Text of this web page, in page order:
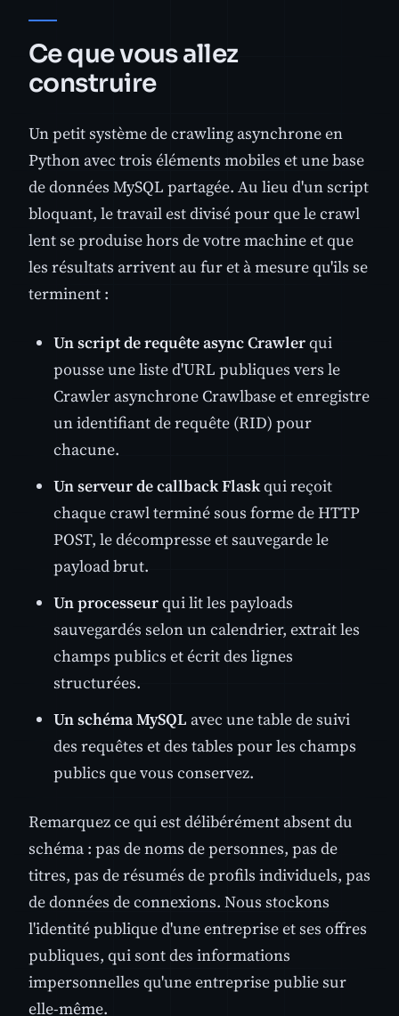
Ce que vous allez
construire
Un petit système de crawling asynchrone en
Python avec trois éléments mobiles et une base
de données MySQL partagée. Au lieu d'un script
bloquant, le travail est divisé pour que le crawl
lent se produise hors de votre machine et que
les résultats arrivent au fur et à mesure qu'ils se
terminent :
Un script de requête async Crawlerqui
pousse une liste d'URL publiques vers le
Crawler asynchrone Crawlbase et enregistre
un identifiant de requête (RID) pour
chacune.
Un serveur de callback Flaskqui reçoit
chaque crawl terminé sous forme de HTTP
POST, le décompresse et sauvegarde le
payload brut.
Un processeurqui lit les payloads
sauvegardés selon un calendrier, extrait les
champs publics et écrit des lignes
structurées.
Un schéma MySQL avec une table de suivi
des requêtes et des tables pour les champs
publics que vous conservez.
Remarquez ce qui est délibérément absent du
schéma : pas de noms de personnes, pas de
titres, pas de résumés de profils individuels, pas
de données de connexions. Nous stockons
l'identité publique d'une entreprise et ses offres
publiques, qui sont des informations
impersonnelles qu'une entreprise publie sur
elle-même.